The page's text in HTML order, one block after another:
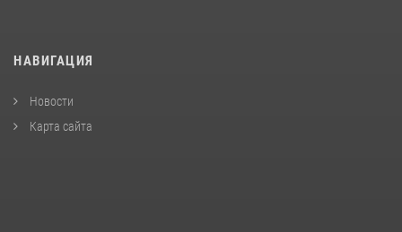
НАВИГАЦИЯ
Новости
Карта сайта